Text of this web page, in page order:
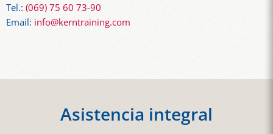
Tel.: (069) 75 60 73-90
Email: info@kerntraining.com
Asistencia integral